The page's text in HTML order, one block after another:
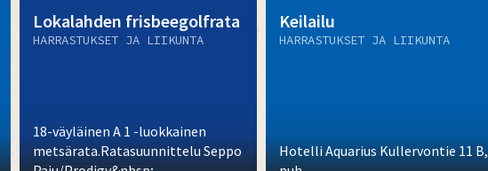
Lokalahden frisbeegolfrata
HARRASTUKSET JA LIIKUNTA
18-väyläinen A 1 -luokkainen
metsärata.Ratasuunnittelu Seppo
Keilailu
HARRASTUKSET JA LIIKUNTA
Hotelli Aquarius Kullervontie 11 B,